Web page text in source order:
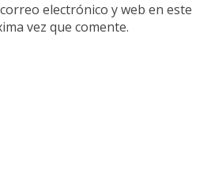
electrónico y web en este
vez que comente.